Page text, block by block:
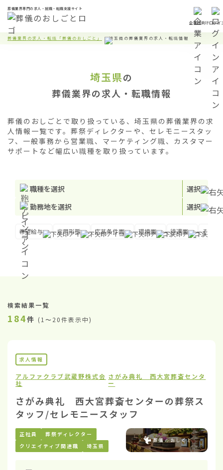
葬儀業界専門の求人・就職・転職支援サイト
企業様向けログイ
葬儀業界の求人・転職「葬儀のおしごと」 埼玉県の葬儀業界の求人・転職情報
埼玉県の
葬儀業界の求人・転職情報
葬儀のおしごとで取り扱っている、埼玉県の葬儀業界の求
人情報一覧です。葬祭ディレクターや、セレモニースタッ
フ、一般事務から営業職、マーケティング職、カスタマー
サポートなど幅広い職種を取り扱っています。
職種を選択
選択
勤務地を選択
選択
希望給与 雇用形態 応募条件面 環境面 待遇面 その他
検索結果一覧
184件 (1〜20件表示中)
求人情報
アルファクラブ武蔵野株式会
社
さがみ典礼 西大宮葬斎センタ
ー
さがみ典礼 西大宮葬斎センターの葬祭ス
タッフ/セレモニースタッフ
正社員
葬祭ディレクター
クリエイティブ関連職
埼玉県